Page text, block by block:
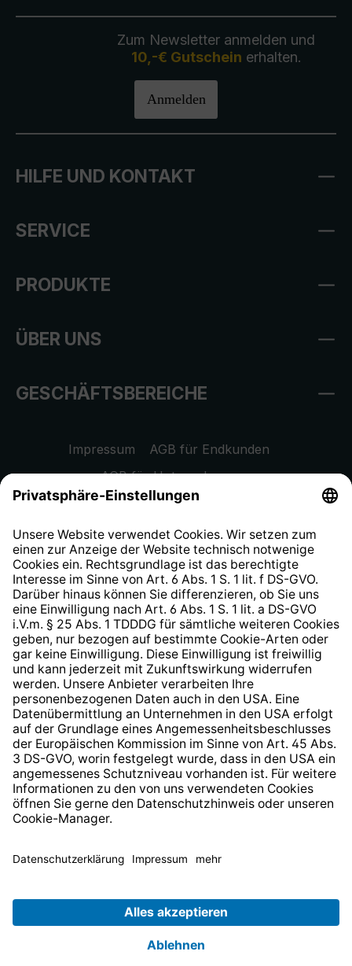
Zum Newsletter anmelden und
10,-€ Gutschein erhalten.
Anmelden
HILFE UND KONTAKT
SERVICE
PRODUKTE
ÜBER UNS
GESCHÄFTSBEREICHE
Impressum
AGB für Endkunden
AGB für Unternehmen
Datenschutzhinweis
Widerrufsrecht
Hinweisgeberschutzsystem
Barrierefreiheit
* Alle Preise inkl. gesetzl. Mehrwertsteuer zzgl.
anders angegeben.
© 2026 TechniSat Digital GmbH
TechniSat ist ein Unternehmen der